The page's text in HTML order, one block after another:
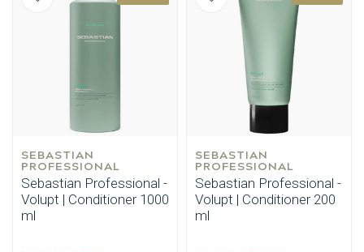
SEBASTIAN
PROFESSIONAL
Sebastian Professional -
Volupt | Conditioner 1000
ml
SEBASTIAN
PROFESSIONAL
Sebastian Professional -
Volupt | Conditioner 200
ml